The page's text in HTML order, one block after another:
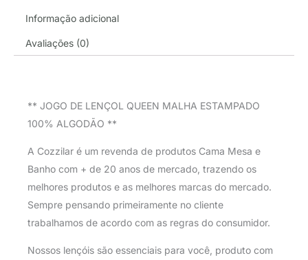
Informação adicional
Avaliações (0)
** JOGO DE LENÇOL QUEEN MALHA ESTAMPADO
100% ALGODÃO **
A Cozzilar é um revenda de produtos Cama Mesa e
Banho com + de 20 anos de mercado, trazendo os
melhores produtos e as melhores marcas do mercado.
Sempre pensando primeiramente no cliente
trabalhamos de acordo com as regras do consumidor.
Nossos lençóis são essenciais para você, produto com